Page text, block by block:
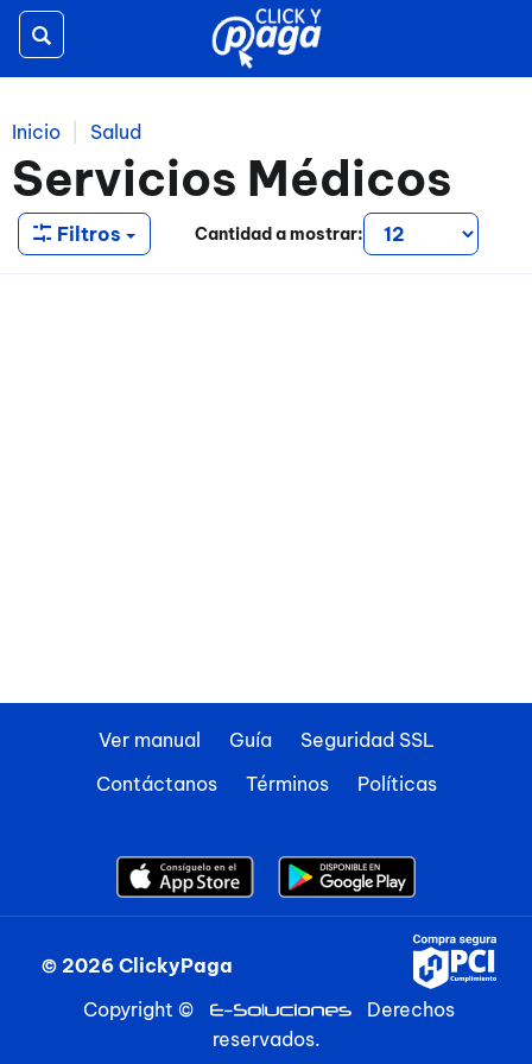
Toggle
navigation
Inicio Salud
Servicios Médicos
Filtros Cantidad a mostrar:
Ver manual Guía
Seguridad SSL
Contáctanos
Términos Políticas
© 2026 ClickyPaga
Copyright ©
Derechos
reservados.